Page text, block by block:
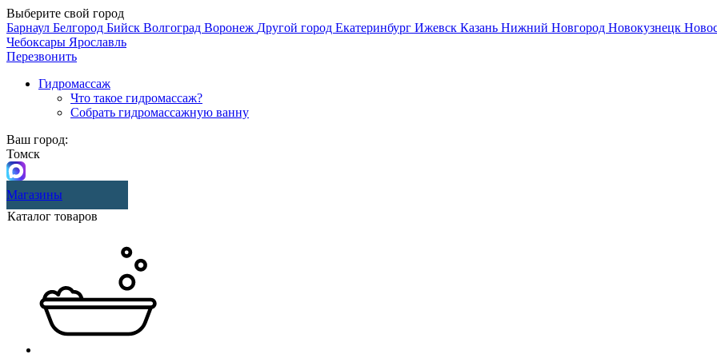
Выберите свой город
Барнаул Белгород Бийск Волгоград Воронеж Другой город Екатеринбург Ижевск Казань Нижний Новгород Новокузнецк
Чебоксары Ярославль
Перезвонить
Гидромассаж
Что такое гидромассаж?
Собрать гидромассажную ванну
Ваш город:
Томск
Магазины
Каталог товаров